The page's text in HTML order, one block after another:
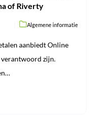
of Riverty
Algemene informatie
aanbiedt Online
verantwoord zijn.